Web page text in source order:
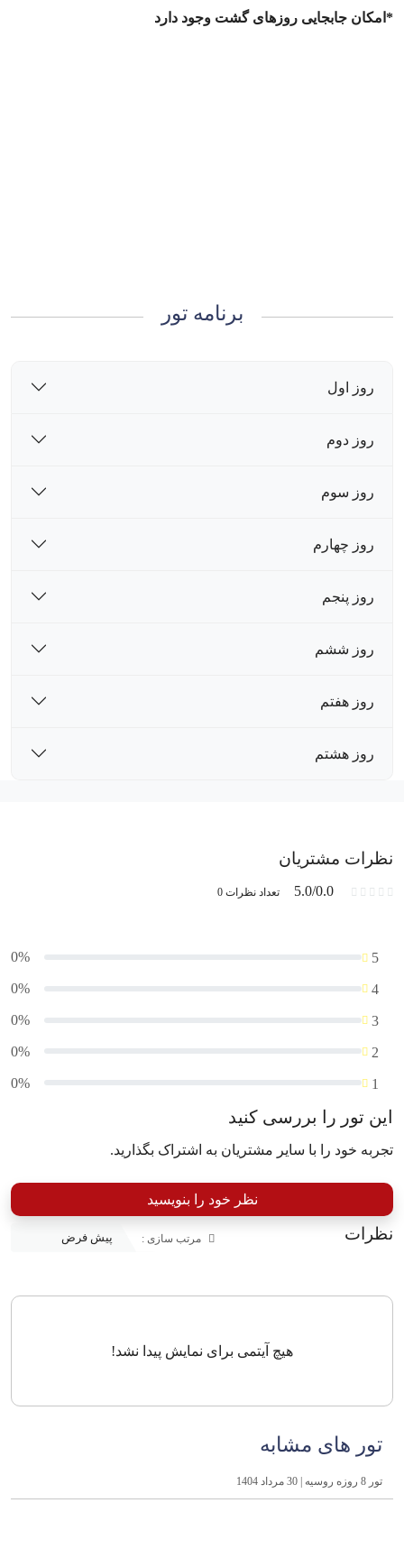
*امکان جابجایی روزهای گشت وجود دارد
برنامه تور
روز اول
روز دوم
روز سوم
روز چهارم
روز پنجم
روز ششم
روز هفتم
روز هشتم
نظرات مشتریان
5.0/0.0 تعداد نظرات 0
5
0%
4
0%
3
0%
2
0%
1
0%
این تور را بررسی کنید
تجربه خود را با سایر مشتریان به اشتراک بگذارید.
نظر خود را بنویسید
نظرات مرتب سازی :
هیچ آیتمی برای نمایش پیدا نشد!
تور های مشابه
تور 8 روزه روسیه | 30 مرداد 1404